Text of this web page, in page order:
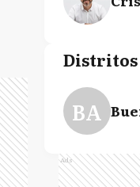
BA
Ads